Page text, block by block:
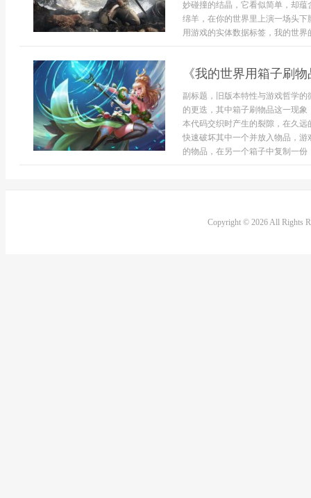
妙碰撞的结晶，它看似简单，却
绵羊，在你的世界里上演一场头
用游戏的实体数据标签，我的世
《我的世界用箱子刷
副标题，旧版本特性与游戏哲学
的更迭，其中箱子刷物品这一现
本代码交织时产生的裂隙，在久
快速破坏其中一个并放入物品，
的物品，在另一个箱子中复制一
Copyright © 2026 All Rights